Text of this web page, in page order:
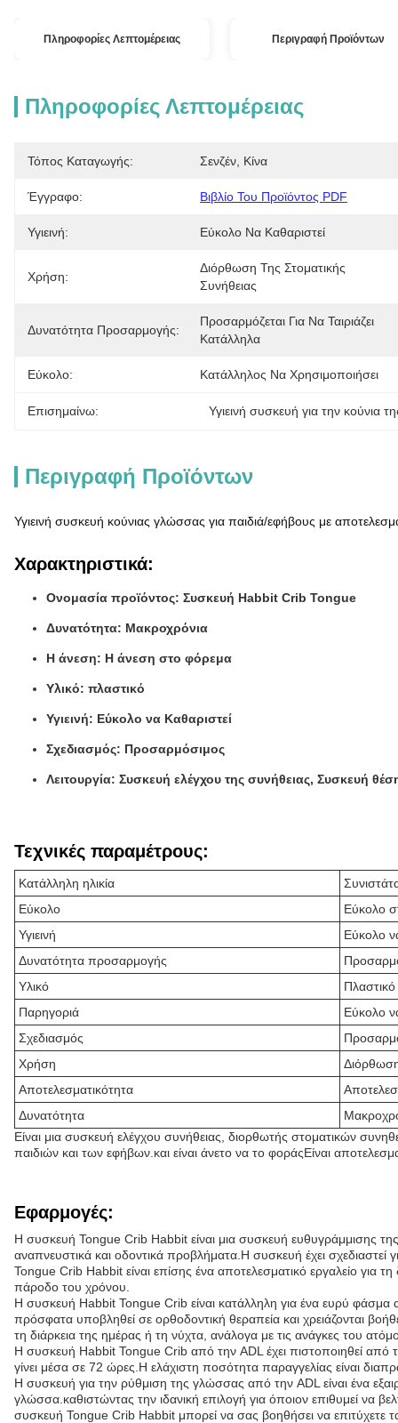
Πληροφορίες Λεπτομέρειας Περιγραφή Προϊόντων
Πληροφορίες Λεπτομέρειας
Τόπος Καταγωγής: Σενζέν, Κίνα
Έγγραφο: Βιβλίο Του Προϊόντος PDF
Υγιεινή: Εύκολο Να Καθαριστεί
Χρήση:
Διόρθωση Της Στοματικής
Συνήθειας
Δυνατότητα Προσαρμογής:
Προσαρμόζεται Για Να Ταιριάζει
Κατάλληλα
Εύκολο: Κατάλληλος Να Χρησιμοποιήσει
Επισημαίνω: Υγιεινή συσκευή για την κούνια
Περιγραφή Προϊόντων
Υγιεινή συσκευή κούνιας γλώσσας για παιδιά/εφήβους με
Χαρακτηριστικά:
Ονομασία προϊόντος: Συσκευή Habbit Crib Tongue
Δυνατότητα: Μακροχρόνια
Η άνεση: Η άνεση στο φόρεμα
Υλικό: πλαστικό
Υγιεινή: Εύκολο να Καθαριστεί
Σχεδιασμός: Προσαρμόσιμος
Λειτουργία: Συσκευή ελέγχου της συνήθειας, Συσκευή
Τεχνικές παραμέτρους:
Κατάλληλη ηλικία
Εύκολο
Εύκολο
Υγιεινή
Εύκολο
Δυνατότητα προσαρμογής
Υλικό
Πλαστικό
Παρηγοριά
Εύκολο
Σχεδιασμός
Χρήση
Αποτελεσματικότητα
Δυνατότητα
Είναι μια συσκευή ελέγχου συνήθειας, διορθωτής στοματικών
παιδιών και των εφήβων.και είναι άνετο να το φοράςΕίναι
Εφαρμογές:
Η συσκευή Tongue Crib Habbit είναι μια συσκευή ευθυγράμμισης
αναπνευστικά και οδοντικά προβλήματα.Η συσκευή έχει
Tongue Crib Habbit είναι επίσης ένα αποτελεσματικό εργαλείο
πάροδο του χρόνου.
Η συσκευή Habbit Tongue Crib είναι κατάλληλη για ένα ευρύ φάσμα
πρόσφατα υποβληθεί σε ορθοδοντική θεραπεία και χρειάζονται
τη διάρκεια της ημέρας ή τη νύχτα, ανάλογα με τις ανάγκες του
Η συσκευή Habbit Tongue Crib από την ADL έχει πιστοποιηθεί από
γίνει μέσα σε 72 ώρες.Η ελάχιστη ποσότητα παραγγελίας είναι
Η συσκευή για την ρύθμιση της γλώσσας από την ADL είναι ένα
γλώσσα.καθιστώντας την ιδανική επιλογή για όποιον επιθυμεί να
συσκευή Tongue Crib Habbit μπορεί να σας βοηθήσει να επιτύχετε